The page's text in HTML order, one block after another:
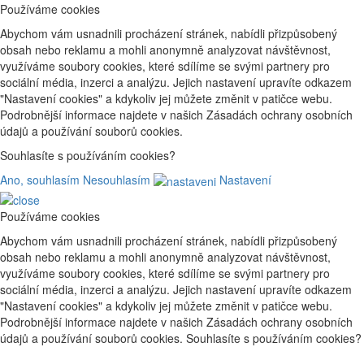
Používáme cookies
Abychom vám usnadnili procházení stránek, nabídli přizpůsobený
obsah nebo reklamu a mohli anonymně analyzovat návštěvnost,
využíváme soubory cookies, které sdílíme se svými partnery pro
sociální média, inzerci a analýzu. Jejich nastavení upravíte odkazem
"Nastavení cookies" a kdykoliv jej můžete změnit v patičce webu.
Podrobnější informace najdete v našich Zásadách ochrany osobních
údajů a používání souborů cookies.
Souhlasíte s používáním cookies?
Ano, souhlasím Nesouhlasím Nastavení
Používáme cookies
Abychom vám usnadnili procházení stránek, nabídli přizpůsobený
obsah nebo reklamu a mohli anonymně analyzovat návštěvnost,
využíváme soubory cookies, které sdílíme se svými partnery pro
sociální média, inzerci a analýzu. Jejich nastavení upravíte odkazem
"Nastavení cookies" a kdykoliv jej můžete změnit v patičce webu.
Podrobnější informace najdete v našich Zásadách ochrany osobních
údajů a používání souborů cookies. Souhlasíte s používáním cookies?